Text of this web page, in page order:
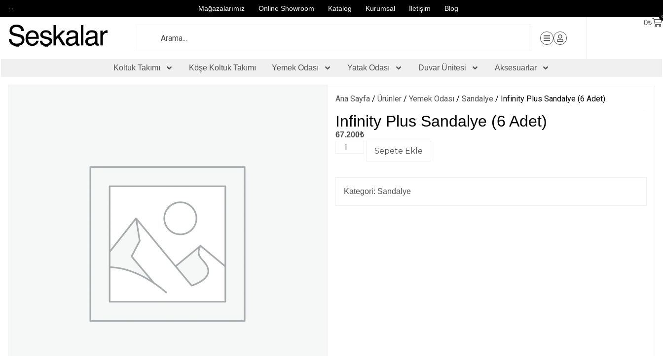
... Mağazalarımız Online Showroom Katalog Kurumsal İletişim Blog
0₺
Koltuk Takımı Köşe Koltuk Takımı Yemek Odası Yatak Odası Duvar Ünitesi Aksesuarlar
Ana Sayfa /Ürünler /Yemek Odası /Sandalye / Infinity Plus Sandalye (6 Adet)
Infinity Plus Sandalye (6 Adet)
67.200₺
Sepete Ekle
Kategori: Sandalye